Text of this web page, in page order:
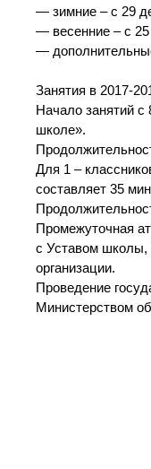
— зимние – с 29
— весенние – с 25
—
Занятия в 2017-
Начало занятий
школе».
Для 1 –
составляет 35
Промежуточная
с Уставом школы,
организации.
Проведение
Министерством